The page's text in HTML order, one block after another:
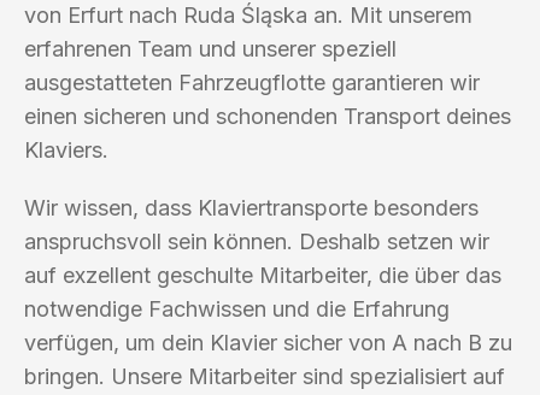
von Erfurt nach Ruda Śląska an. Mit unserem
erfahrenen Team und unserer speziell
ausgestatteten Fahrzeugflotte garantieren wir
einen sicheren und schonenden Transport deines
Klaviers.
Wir wissen, dass Klaviertransporte besonders
anspruchsvoll sein können. Deshalb setzen wir
auf exzellent geschulte Mitarbeiter, die über das
notwendige Fachwissen und die Erfahrung
verfügen, um dein Klavier sicher von A nach B zu
bringen. Unsere Mitarbeiter sind spezialisiert auf